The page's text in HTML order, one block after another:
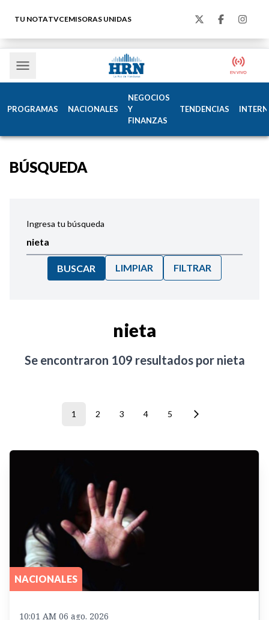
TU NOTATVCEMISORAS UNIDAS
PROGRAMAS NACIONALES
NEGOCIOS
Y
FINANZAS
TENDENCIAS
BÚSQUEDA
Ingresa tu búsqueda
BUSCAR LIMPIAR FILTRAR
nieta
Se encontraron 109 resultados por nieta
1 2 3 4 5
NACIONALES
10:01 AM 06 ago. 2026